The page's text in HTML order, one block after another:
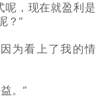
呢，现在就盈利是
？”
为看上了我的情
。”